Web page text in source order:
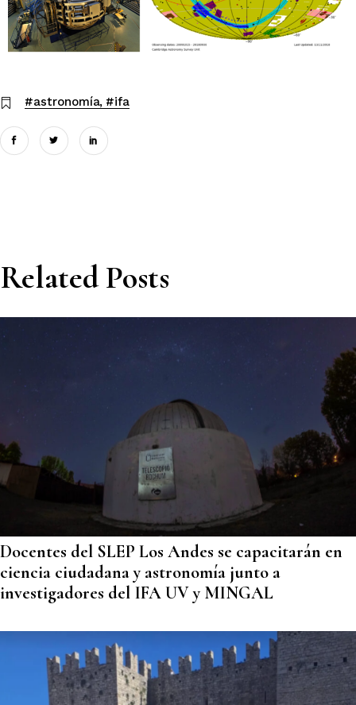
#astronomía #ifa
Related Posts
Docentes del SLEP Los Andes se capacitarán en
ciencia ciudadana y astronomía junto a
investigadores del IFA UV y MINGAL